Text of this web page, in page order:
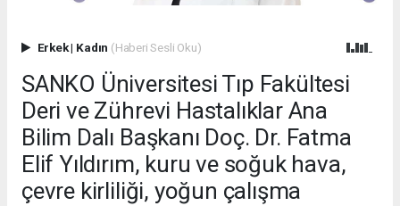
Erkek| Kadın (Haberi Sesli Oku)
SANKO Üniversitesi Tıp Fakültesi
Deri ve Zührevi Hastalıklar Ana
Bilim Dalı Başkanı Doç. Dr. Fatma
Elif Yıldırım, kuru ve soğuk hava,
çevre kirliliği, yoğun çalışma